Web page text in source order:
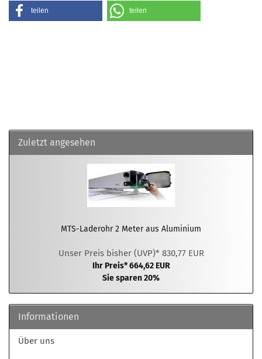
teilen teilen
Zuletzt angesehen
MTS-Laderohr 2 Meter aus Aluminium
Unser Preis bisher (UVP)* 830,77 EUR
Ihr Preis* 664,62 EUR
Sie sparen 20%
Informationen
Über uns